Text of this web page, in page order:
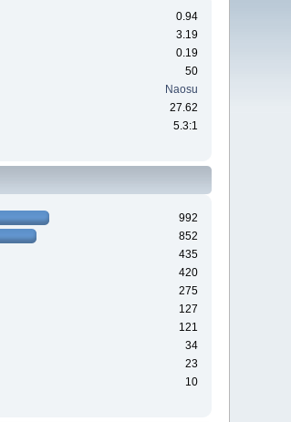
0.94
3.19
0.19
50
Naosu
27.62
5.3:1
992
852
435
420
275
127
121
34
23
10